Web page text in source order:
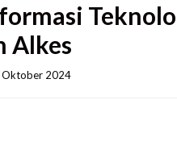
Alkes
Oktober 2024